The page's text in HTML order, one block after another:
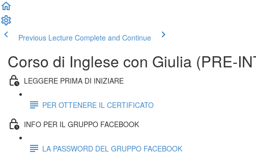
Previous Lecture Complete and Continue
Corso di Inglese con Giulia (PRE-
LEGGERE PRIMA DI INIZIARE
PER OTTENERE IL CERTIFICATO
INFO PER IL GRUPPO FACEBOOK
LA PASSWORD DEL GRUPPO FACEBOOK